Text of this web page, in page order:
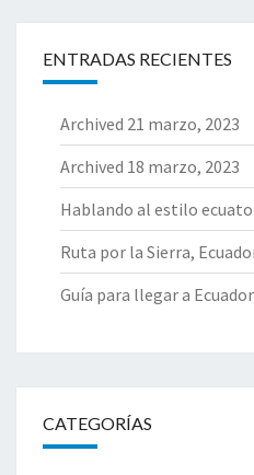
ENTRADAS RECIENTES
Archived 21 marzo, 2023
Archived 18 marzo, 2023
Hablando al estilo
Ruta por la Sierra,
Guía para llegar a Ecuador
CATEGORÍAS